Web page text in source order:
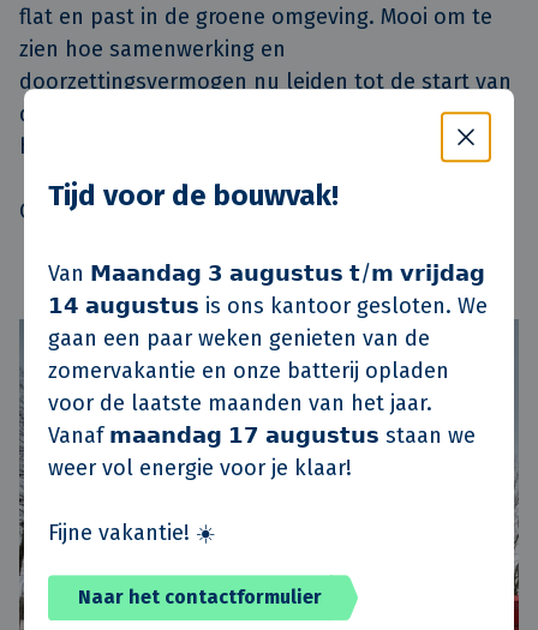
Tijd voor de bouwvak!
Van 𝗠𝗮𝗮𝗻𝗱𝗮𝗴 𝟯 𝗮𝘂𝗴𝘂𝘀𝘁𝘂𝘀 𝘁/𝗺 𝘃𝗿𝗶𝗷𝗱𝗮𝗴
𝟭𝟰 𝗮𝘂𝗴𝘂𝘀𝘁𝘂𝘀 is ons kantoor gesloten. We
gaan een paar weken genieten van de
zomervakantie en onze batterij opladen
voor de laatste maanden van het jaar.
Vanaf 𝗺𝗮𝗮𝗻𝗱𝗮𝗴 𝟭𝟳 𝗮𝘂𝗴𝘂𝘀𝘁𝘂𝘀 staan we
weer vol energie voor je klaar!
Fijne vakantie! ☀️
Naar het contactformulier
flat en past in de groene omgeving. Mooi om te
zien hoe samenwerking en
doorzettingsvermogen nu leiden tot de start van
de realisatie van broodnodige sociale
huurwoningen.
Op naar een geslaagd project!